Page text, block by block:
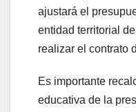
ajustará el
entidad territorial
realizar el contrato
Es importante
educativa de la